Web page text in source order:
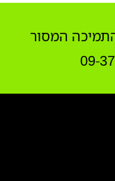
המסור